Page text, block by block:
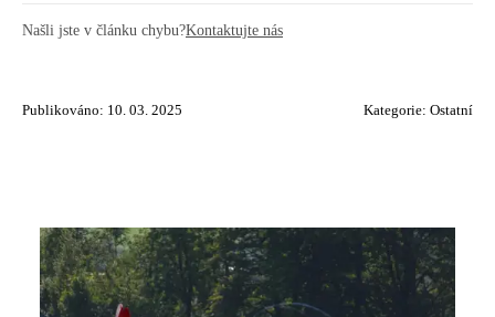
Našli jste v článku chybu?Kontaktujte nás
Publikováno: 10. 03. 2025 Kategorie: Ostatní